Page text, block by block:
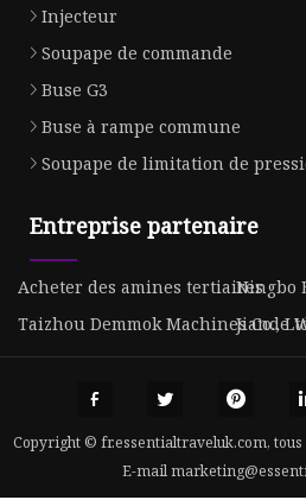
Injecteur
Soupape de commande
Buse G3
Buse à rampe commune
Soupape de limitation de
Entreprise partenaire
Acheter des amines tertiairesNingbo
Taizhou Demmok Machines Co.,
Jiande
Copyright © fr.essentialtraveluk.com,
E-mail